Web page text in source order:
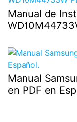
Manual de
Manual
en PDF en